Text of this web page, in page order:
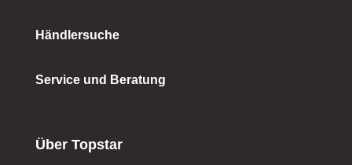
Händlersuche
Service und Beratung
Über Topstar